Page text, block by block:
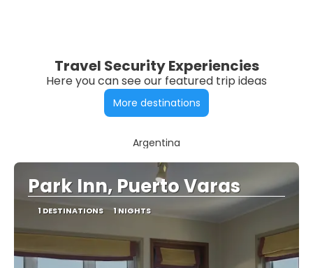
Travel Security Experiencies
Here you can see our featured trip ideas
More destinations
Argentina
Park Inn, Puerto Varas
1 DESTINATIONS 1 NIGHTS